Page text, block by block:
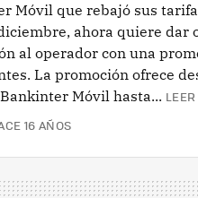
Móvil que rebajó sus
ahora quiere dar
al operador con una
La promoción ofrece
Móvil hasta...
16 AÑOS